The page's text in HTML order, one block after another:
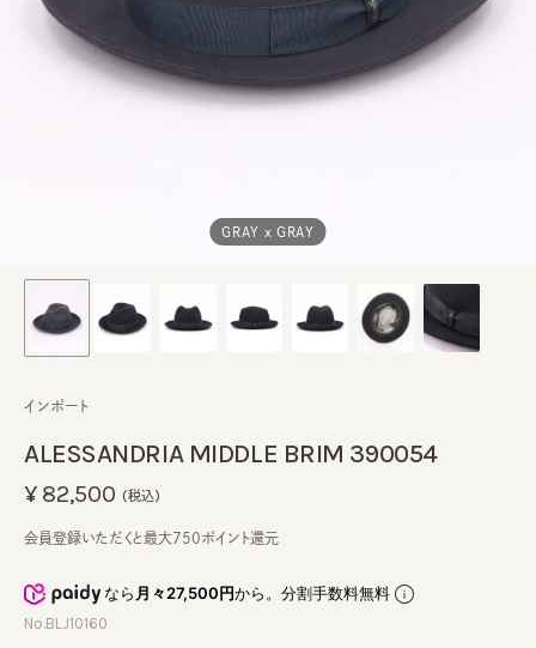
GRAY x GRAY
ALESSANDRIA MIDDLE BRIM 390054
インポート
なら月々27,500円から。分割手数料無料
No.BLJ10160
¥82,500 (税込)
会員登録いただくと最大750ポイント還元